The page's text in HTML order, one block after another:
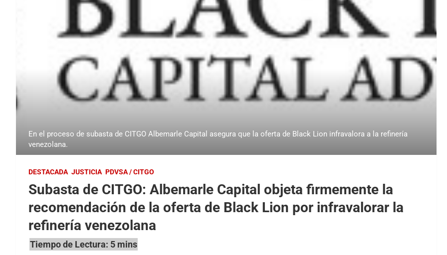
En el proceso de subasta de CITGO Albemarle Capital asegura que la oferta de Black Lion infravalora a la refinería
venezolana.
DESTACADA JUSTICIA PDVSA / CITGO
Subasta de CITGO: Albemarle Capital objeta firmemente la
recomendación de la oferta de Black Lion por infravalorar la
refinería venezolana